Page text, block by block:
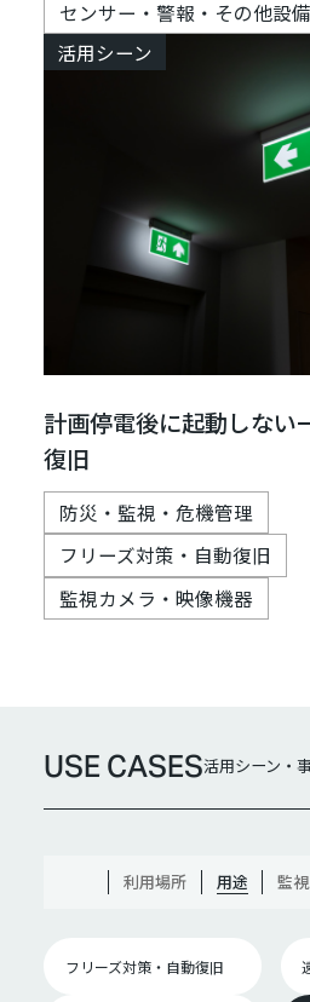
センサー・警報・その他設備
活用シーン
計画停電後に起動しない
復旧
防災・監視・危機管理
フリーズ対策・自動復旧
監視カメラ・映像機器
USE CASES活用シーン・
利用場所 用途 監
フリーズ対策・自動復旧